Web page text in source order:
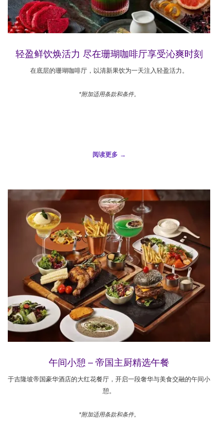
轻盈鲜饮焕活力 尽在珊瑚咖啡厅享受沁爽时刻
在底层的珊瑚咖啡厅，以清新果饮为一天注入轻盈活力。
*附加适用条款和条件。
阅读更多
午间小憩 – 帝国主厨精选午餐
于吉隆坡帝国豪华酒店的大红花餐厅，开启一段奢华与美食交融的午间小
憩。
*附加适用条款和条件。